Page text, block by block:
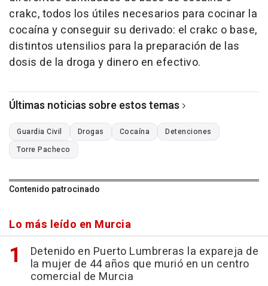
crakc, todos los útiles necesarios para cocinar la
cocaína y conseguir su derivado: el crakc o base,
distintos utensilios para la preparación de las
dosis de la droga y dinero en efectivo.
Últimas noticias sobre estos temas
Guardia Civil Drogas Cocaína
Detenciones
Torre Pacheco
Contenido patrocinado
Lo más leído en Murcia
Detenido en Puerto Lumbreras la expareja de
la mujer de 44 años que murió en un centro
comercial de Murcia